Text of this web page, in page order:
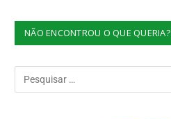
NÃO ENCONTROU O QUE QUERIA?